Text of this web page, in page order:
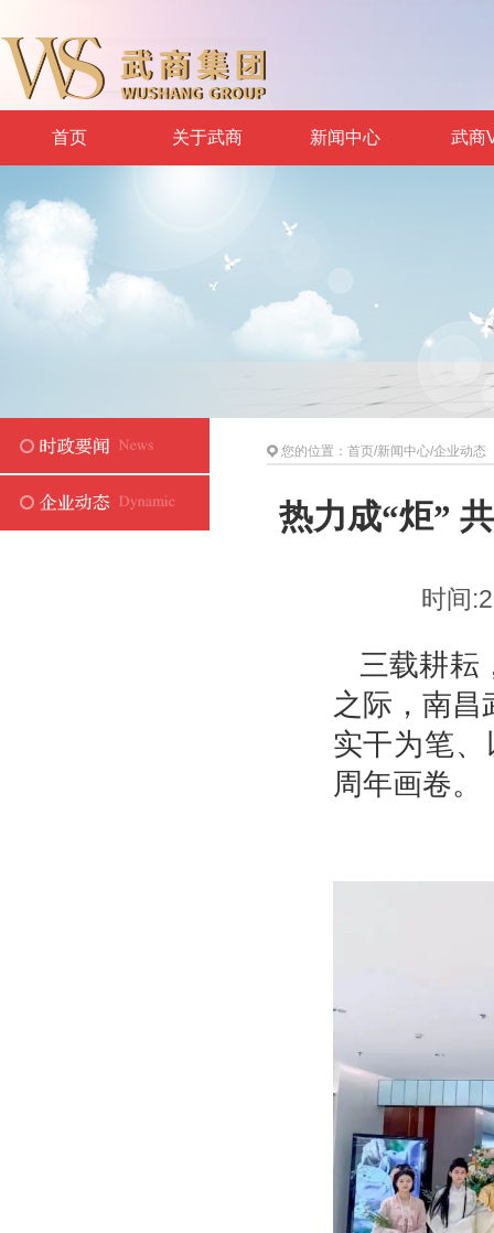
首页 关于武商 新闻中心 武商
您的位置： 首页/新闻中心/企业动态
热力成“炬”
时间
三载耕耘
之际，南昌
实干为笔
周年画卷。